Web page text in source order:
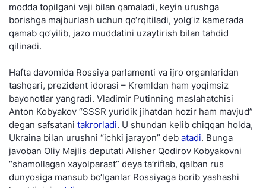
modda topilgani vaji bilan qamaladi, keyin urushga
borishga majburlash uchun qo‘rqitiladi, yolg‘iz kamerada
qamab qo‘yilib, jazo muddatini uzaytirish bilan tahdid
qilinadi.
Hafta davomida Rossiya parlamenti va ijro organlaridan
tashqari, prezident idorasi – Kremldan ham yoqimsiz
bayonotlar yangradi. Vladimir Putinning maslahatchisi
Anton Kobyakov “SSSR yuridik jihatdan hozir ham mavjud”
degan safsatani takrorladi. U shundan kelib chiqqan holda,
Ukraina bilan urushni “ichki jarayon” deb atadi. Bunga
javoban Oliy Majlis deputati Alisher Qodirov Kobyakovni
“shamollagan xayolparast” deya ta’riflab, qalban rus
dunyosiga mansub bo‘lganlar Rossiyaga borib yashashi